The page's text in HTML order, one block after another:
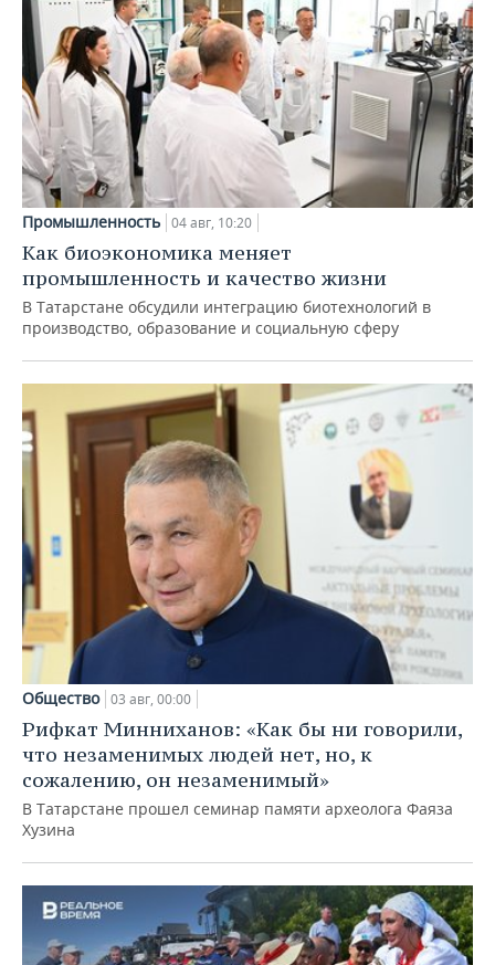
Промышленность 04 авг, 10:20
Как биоэкономика меняет
промышленность и качество жизни
В Татарстане обсудили интеграцию биотехнологий в
производство, образование и социальную сферу
Общество 03 авг, 00:00
Рифкат Минниханов: «Как бы ни говорили,
что незаменимых людей нет, но, к
сожалению, он незаменимый»
В Татарстане прошел семинар памяти археолога Фаяза
Хузина